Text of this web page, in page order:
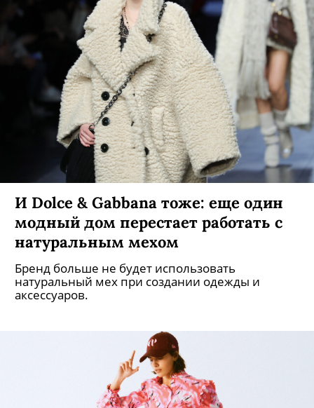
И Dolce & Gabbana тоже: еще один
модный дом перестает работать с
натуральным мехом
Бренд больше не будет использовать
натуральный мех при создании одежды и
аксессуаров.